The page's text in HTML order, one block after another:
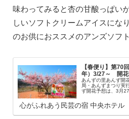
味わってみると杏の甘酸っぱい
しいソフトクリームアイスにな
のお供におススメのアンズソフト
【春便り】第70
年）3/27～ 開花
あんずの里あんず開
局・あんずまつり実
ず開花予想は、3月
間部＞山間部へと咲
心がふれあう民芸の宿 中央ホテル